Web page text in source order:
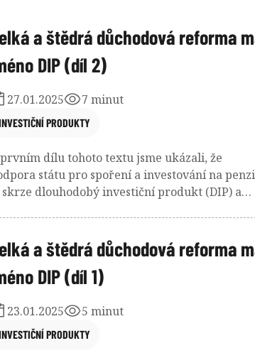
a štědrá důchodová reforma
DIP (díl 2)
PRODUKTY
27.01.2025 7 minut
dílu tohoto textu jsme ukázali, že
státu pro spoření a investování na penzi
dlouhodobý investiční produkt (DIP) a
díky této podpoře čerpat v důchodu
rentu 52 000 Kč měsíčně ke starobní
a člověk maximalizující státní podporu i ve
investici a podpory státu čerpat v
86 000 Kč měsíčně, aniž by to
a štědrá důchodová reforma
DIP (díl 1)
PRODUKTY
23.01.2025 5 minut